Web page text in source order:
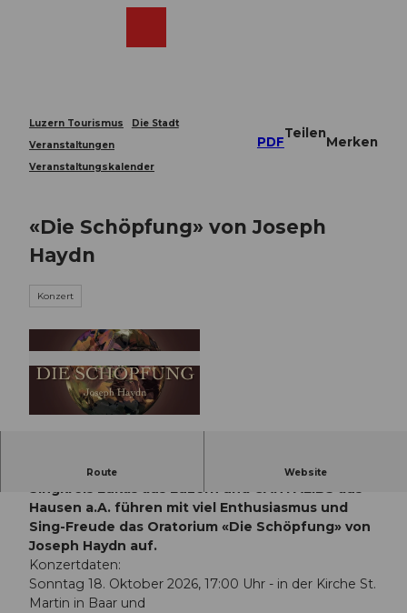
Luzern Tourismus
Die Stadt
Veranstaltungen
Veranstaltungskalender
PDF
Teilen
Merken
«Die Schöpfung» von Joseph
Haydn
Konzert
Route Website
Zwei Chöre - ein gemeinsames Konzert-Projekt.
Singkreis Lukas aus Luzern und CANTALIBS aus
Hausen a.A. führen mit viel Enthusiasmus und
Sing-Freude das Oratorium «Die Schöpfung» von
Joseph Haydn auf.
Konzertdaten:
Sonntag 18. Oktober 2026, 17:00 Uhr - in der Kirche St.
Martin in Baar und